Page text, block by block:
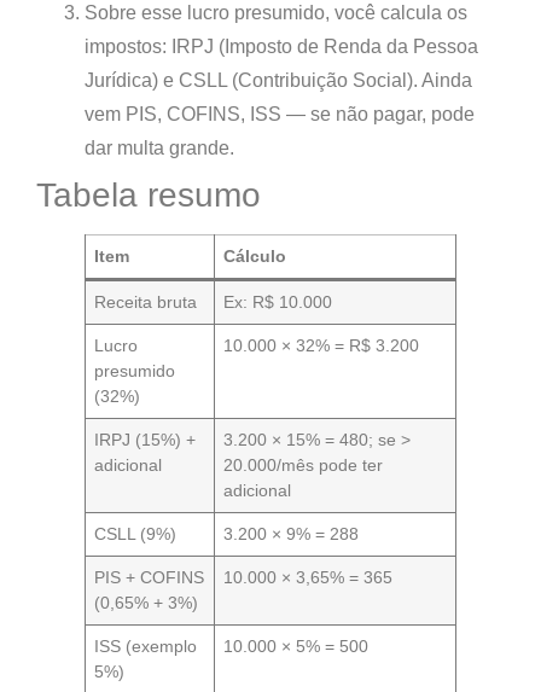
Sobre esse lucro presumido, você calcula os
impostos: IRPJ (Imposto de Renda da Pessoa
Jurídica) e CSLL (Contribuição Social). Ainda
vem PIS, COFINS, ISS — se não pagar, pode
dar multa grande.
Tabela resumo
Item Cálculo
Receita bruta Ex: R$ 10.000
Lucro
presumido
(32%)
10.000 × 32% = R$ 3.200
IRPJ (15%) +
adicional
3.200 × 15% = 480; se >
20.000/mês pode ter
adicional
CSLL (9%) 3.200 × 9% = 288
PIS + COFINS
(0,65% + 3%)
10.000 × 3,65% = 365
ISS (exemplo
5%)
10.000 × 5% = 500